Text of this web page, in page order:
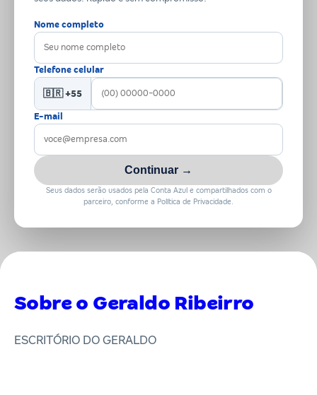
Nome completo
Telefone celular
🇧🇷 +55
E-mail
Continuar →
Seus dados serão usados pela Conta Azul e compartilhados com o
parceiro, conforme a Política de Privacidade.
Sobre o Geraldo Ribeirro
ESCRITÓRIO DO GERALDO